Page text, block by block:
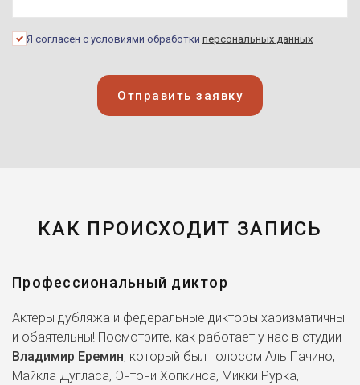
Я согласен с условиями обработки персональных данных
Отправить заявку
КАК ПРОИСХОДИТ ЗАПИСЬ
Профессиональный диктор
Актеры дубляжа и федеральные дикторы харизматичны
и обаятельны! Посмотрите, как работает у нас в студии
Владимир Еремин, который был голосом Аль Пачино,
Майкла Дугласа, Энтони Хопкинса, Микки Рурка,